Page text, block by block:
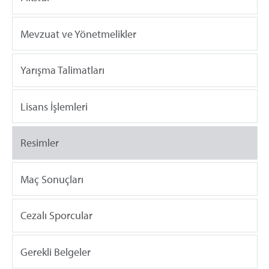
Mevzuat ve Yönetmelikler
Yarışma Talimatları
Lisans İşlemleri
Resimler
Maç Sonuçları
Cezalı Sporcular
Gerekli Belgeler